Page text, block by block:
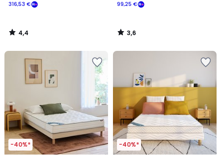
316,53 €
4,4
/
99,25 €
3,6
/
-40%* -40%*